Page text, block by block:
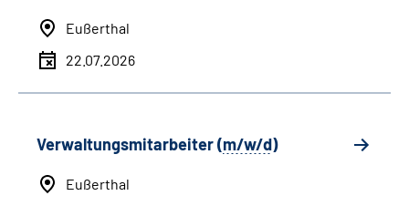
Eußerthal
22.07.2026
Verwaltungsmitarbeiter (m/w/d)
Eußerthal